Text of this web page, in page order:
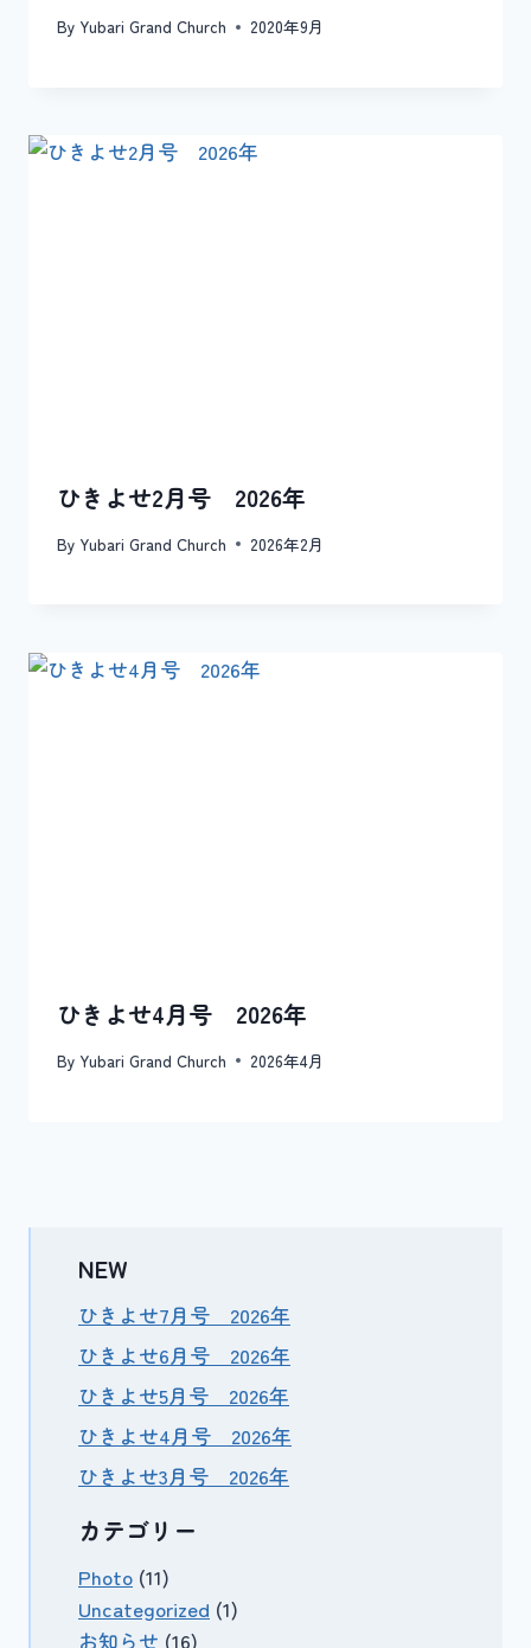
By Yubari Grand Church 2020年9月
ひきよせ2月号 2026年
By Yubari Grand Church 2026年2月
ひきよせ4月号 2026年
By Yubari Grand Church 2026年4月
NEW
ひきよせ7月号 2026年
ひきよせ6月号 2026年
ひきよせ5月号 2026年
ひきよせ4月号 2026年
ひきよせ3月号 2026年
カテゴリー
Photo (11)
Uncategorized (1)
お知らせ (16)